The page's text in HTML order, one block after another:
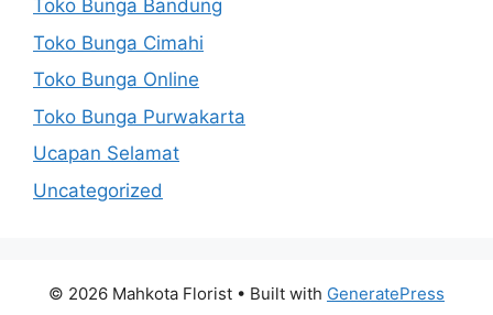
Toko Bunga Bandung
Toko Bunga Cimahi
Toko Bunga Online
Toko Bunga Purwakarta
Ucapan Selamat
Uncategorized
© 2026 Mahkota Florist • Built with GeneratePress